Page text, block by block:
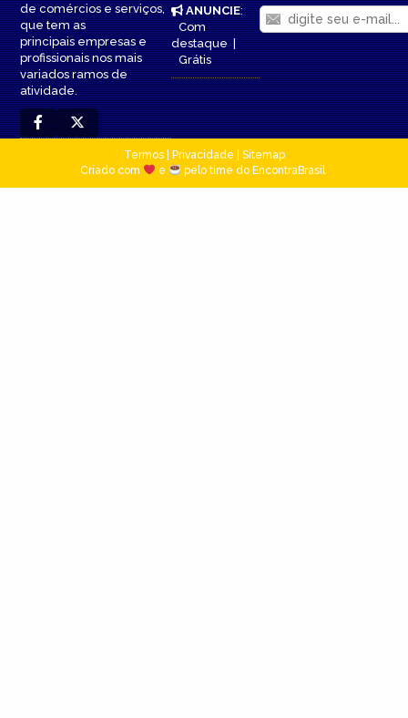
de comércios e serviços,
que tem as
principais empresas e
profissionais nos mais
variados ramos de
atividade.
ANUNCIE:
Com
destaque|
Grátis
Termos| Privacidade
Sitemap
Criado com
e pelo time do EncontraBrasil